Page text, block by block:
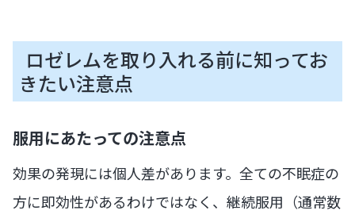
ロゼレムを取り入れる前に知ってお
きたい注意点
服用にあたっての注意点
効果の発現には個人差があります。全ての不眠症の
方に即効性があるわけではなく、継続服用（通常数